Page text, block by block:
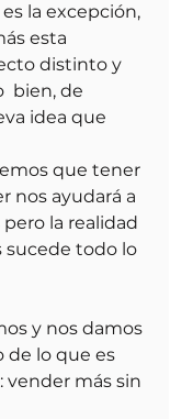
la excepción,
esta
distinto y
bien, de
idea que
que tener
nos ayudará a
la realidad
sucede todo lo
y nos damos
de lo que es
más sin